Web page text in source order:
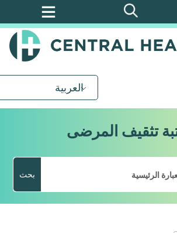
العربية
تثقيف المرضى
بحث